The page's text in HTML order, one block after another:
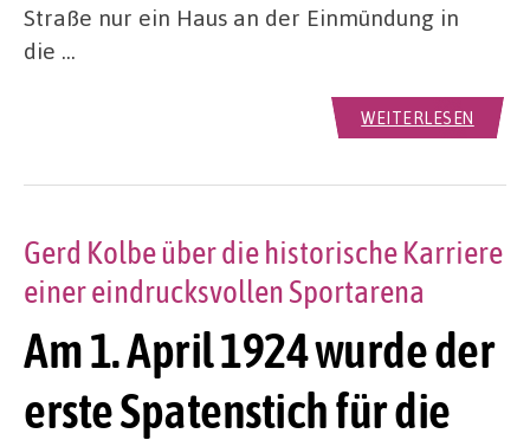
Straße nur ein Haus an der Einmündung in
die …
WEITERLESEN
Am 1. April 1924 wurde der
erste Spatenstich für die
Gerd Kolbe über die historische Karriere
einer eindrucksvollen Sportarena